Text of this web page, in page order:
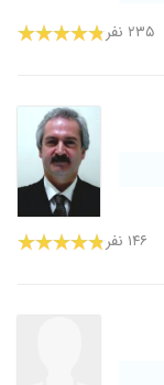
۲۳۵ نفر
۱۴۶ نفر